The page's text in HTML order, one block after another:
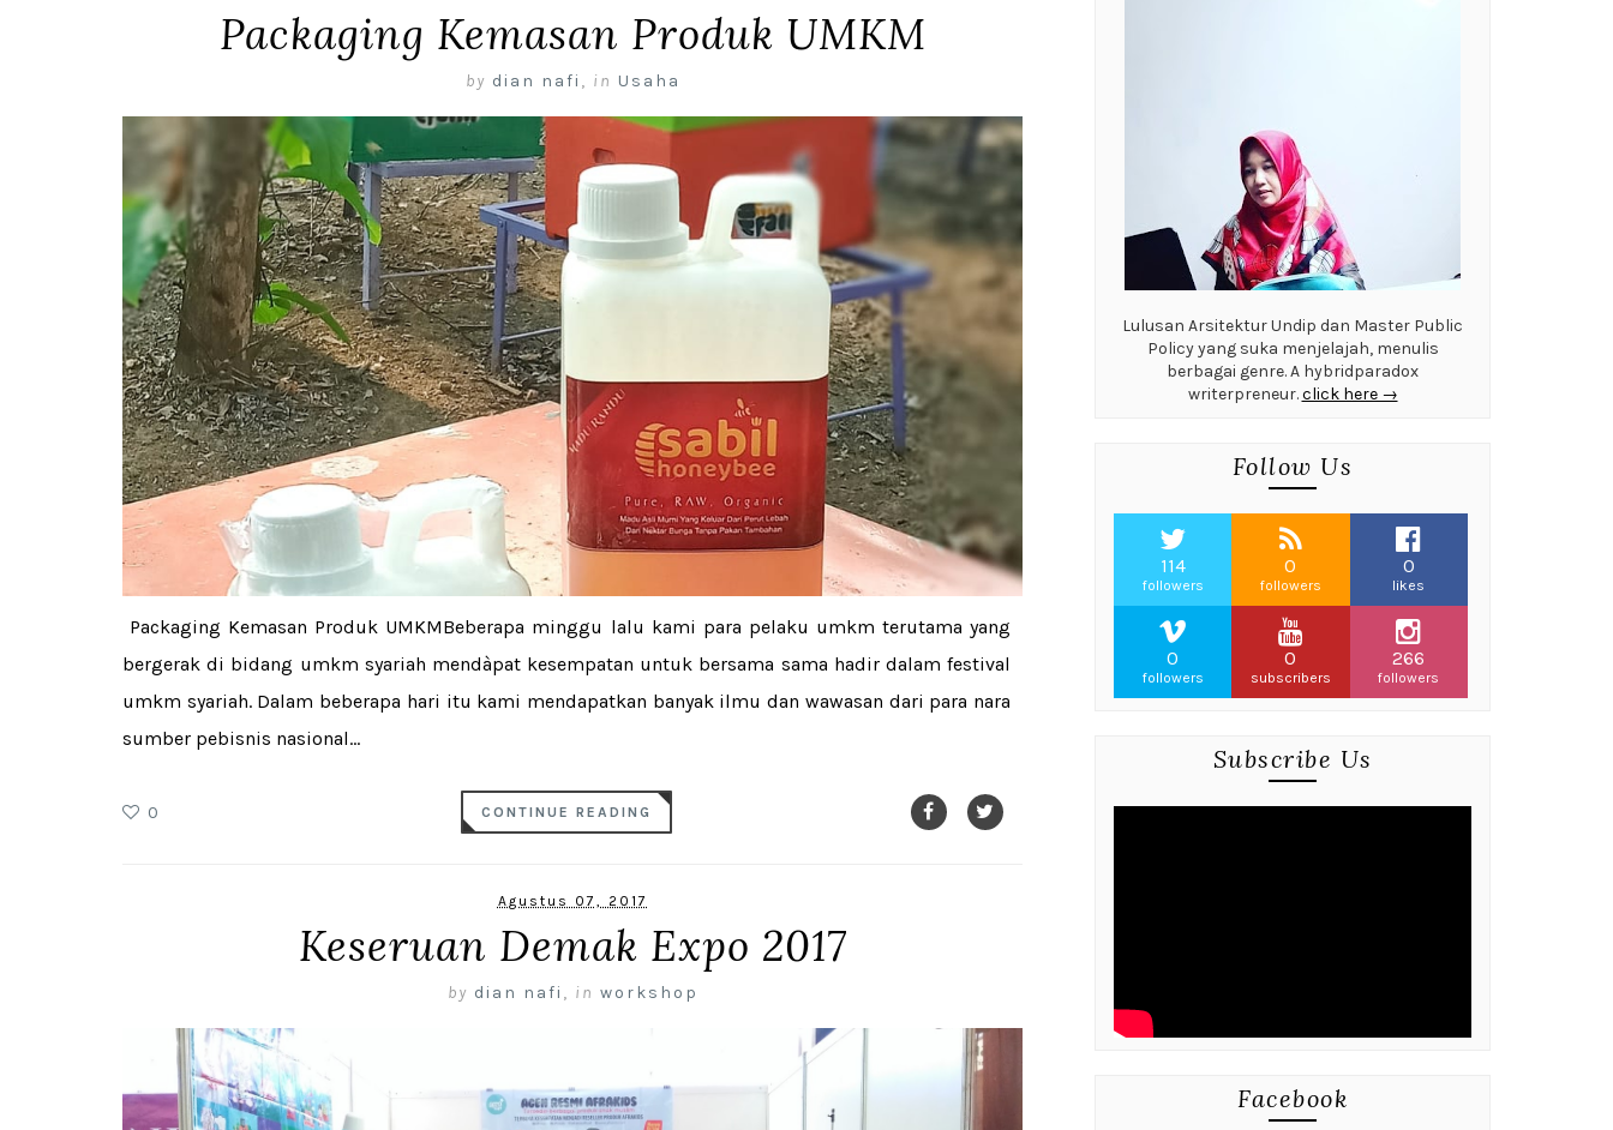
Packaging Kemasan Produk UMKM
by dian nafi , in Usaha
Packaging Kemasan Produk UMKMBeberapa minggu lalu kami para pelaku umkm terutama yang
bergerak di bidang umkm syariah mendàpat kesempatan untuk bersama sama hadir dalam festival
umkm syariah. Dalam beberapa hari itu kami mendapatkan banyak ilmu dan wawasan dari para nara
sumber pebisnis nasional...
0 CONTINUE READING
Agustus 07, 2017
Keseruan Demak Expo 2017
by dian nafi , in workshop
Lulusan Arsitektur Undip dan Master Public
Policy yang suka menjelajah, menulis
berbagai genre. A hybridparadox
writerpreneur.click here →
Follow Us
114
followers
0
followers
0
likes
0
followers
0
subscribers
266
followers
Subscribe Us
Facebook